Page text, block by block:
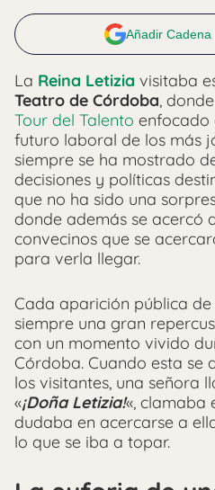
Añadir Cadena
La Reina Letizia visitaba
Teatro de Córdoba,
Tour del Talento enfocado
futuro laboral de los más
siempre se ha mostrado
decisiones y políticas
que no ha sido una
donde además se acercó
convecinos que se
para verla llegar.
Cada aparición pública
siempre una gran
con un momento vivido
Córdoba. Cuando esta se
los visitantes, una señora
«¡Doña Letizia!«, clamaba
dudaba en acercarse a
lo que se iba a topar.